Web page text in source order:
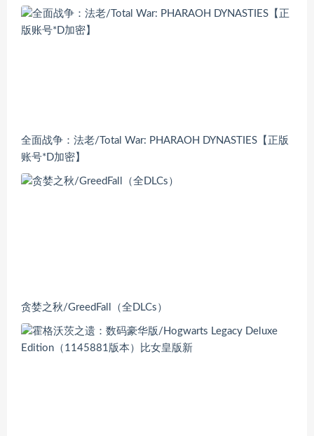
全面战争：法老/Total War: PHARAOH DYNASTIES【正版
账号*D加密】
贪婪之秋/GreedFall（全DLCs）